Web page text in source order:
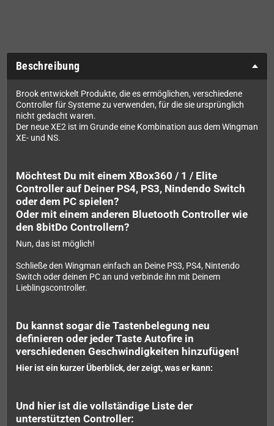
Beschreibung
Brook entwickelt Produkte, die es ermöglichen, verschiedene
Controller für Systeme zu verwenden, für die sie ursprünglich
nicht gedacht waren.
Der neue XE2 ist im Grunde eine Kombination aus dem Wingman
XE- und NS.
Möchtest Du mit einem XBox360 / 1 / Elite
Controller auf Deiner PS4, PS3, Nindendo Switch
oder dem PC spielen?
Oder mit einem anderen Bluetooth Controller wie
den 8bitDo Controllern?
Nun, das ist möglich!
Schließe den Wingman einfach an Deine PS3, PS4, Nintendo
Switch oder deinen PC an und verbinde ihn mit Deinem
Lieblingscontroller.
Du kannst sogar die Tastenbelegung neu
definieren oder jeder Taste Autofire in
verschiedenen Geschwindigkeiten hinzufügen!
Hier ist ein kurzer Überblick, der zeigt, was er kann:
Und hier ist die vollständige Liste der
unterstützten Controller: